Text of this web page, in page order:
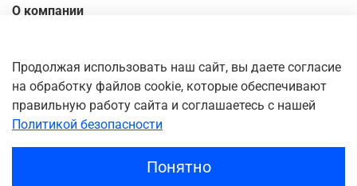
О компании
Доставка
Оплата
Личный кабинет
Продолжая использовать наш сайт, вы даете согласие
на обработку файлов cookie, которые обеспечивают
правильную работу сайта и соглашаетесь с нашей
Политикой безопасности
Понятно